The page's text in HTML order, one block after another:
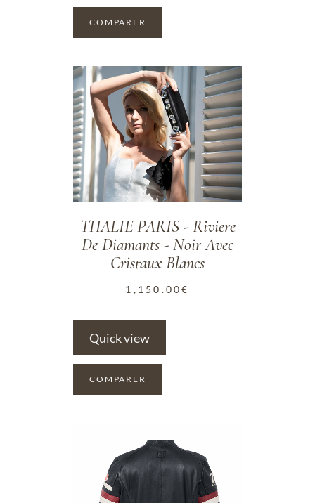
COMPARER
ADD TO WISHLIST
THALIE PARIS - Riviere
De Diamants - Noir Avec
Cristaux Blancs
1,150.00€
Quick view
COMPARER